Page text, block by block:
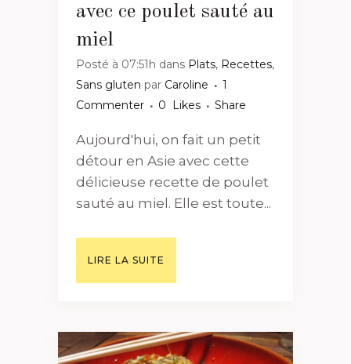
avec ce poulet sauté au
miel
Posté à 07:51h dans Plats, Recettes,
Sans gluten par Caroline
1
Commenter
0 Likes Share
Aujourd'hui, on fait un petit
détour en Asie avec cette
délicieuse recette de poulet
sauté au miel. Elle est toute...
LIRE LA SUITE